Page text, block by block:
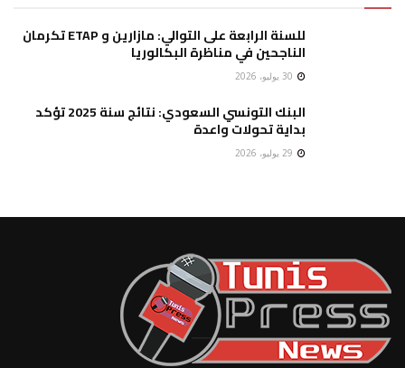
للسنة الرابعة على التوالي: مازارين و ETAP تكرمان
الناجحين في مناظرة البكالوريا
البنك التونسي السعودي: نتائج سنة 2025 تؤكد
بداية تحولات واعدة